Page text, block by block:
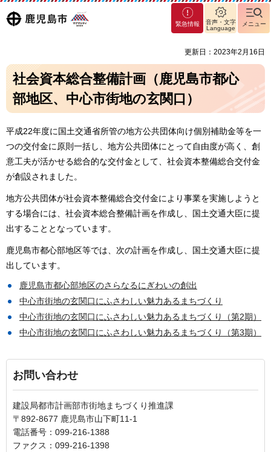
鹿児島
マグ
マシ
緊急情報
音声・文字
Language
メニュー
更新日：2023年2月16日
社会資本総合整備計画（鹿児島市都心
部地区、中心市街地の玄関口）
平成22年度に国土交通省所管の地方公共団体向け個別補助金等を一
つの交付金に原則一括し、地方公共団体にとって自由度が高く、創
意工夫が活かせる総合的な交付金として、社会資本整備総合交付金
が創設されました。
地方公共団体が社会資本整備総合交付金により事業を実施しようと
する場合には、社会資本総合整備計画を作成し、国土交通大臣に提
出することとなっています。
鹿児島市都心部地区等では、次の計画を作成し、国土交通大臣に提
出しています。
鹿児島市都心部地区のさらなるにぎわいの創出
中心市街地の玄関口にふさわしい魅力あるまちづくり
中心市街地の玄関口にふさわしい魅力あるまちづくり（第2期）
中心市街地の玄関口にふさわしい魅力あるまちづくり（第3期）
お問い合わせ
建設局都市計画部市街地まちづくり推進課
〒892-8677 鹿児島市山下町11-1
電話番号：099-216-1388
ファクス：099-216-1398